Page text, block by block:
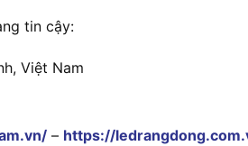
tin cậy:
Việt Nam
– https://